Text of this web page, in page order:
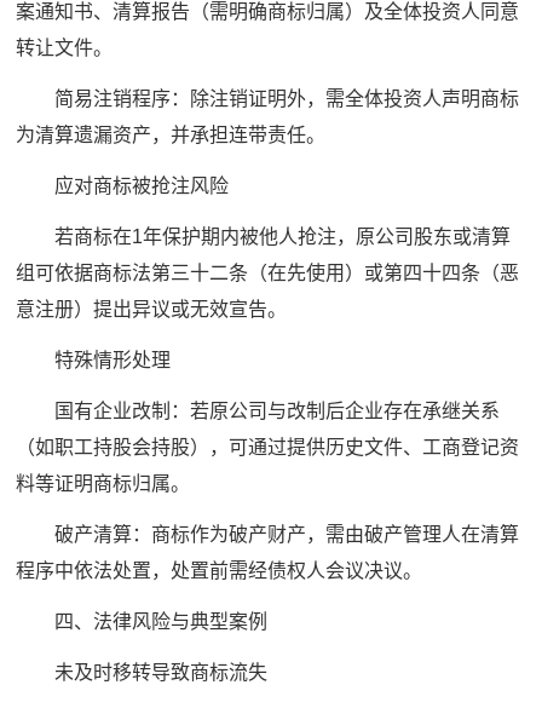
案通知书、清算报告（需明确商标归属）及全体投资人同意
转让文件。
简易注销程序：除注销证明外，需全体投资人声明商标
为清算遗漏资产，并承担连带责任。
应对商标被抢注风险
若商标在1年保护期内被他人抢注，原公司股东或清算
组可依据商标法第三十二条（在先使用）或第四十四条（恶
意注册）提出异议或无效宣告。
特殊情形处理
国有企业改制：若原公司与改制后企业存在承继关系
（如职工持股会持股），可通过提供历史文件、工商登记资
料等证明商标归属。
破产清算：商标作为破产财产，需由破产管理人在清算
程序中依法处置，处置前需经债权人会议决议。
四、法律风险与典型案例
未及时移转导致商标流失